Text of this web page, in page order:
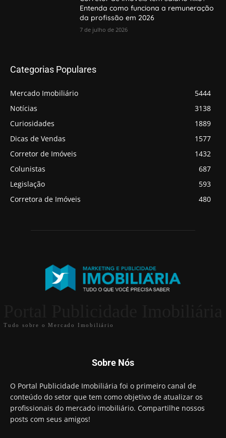
Entenda como funciona a remuneração
da profissão em 2026
7 de julho de 2026
Categorias Populares
Mercado Imobiliário
5444
Notícias
3138
Curiosidades
1889
Dicas de Vendas
1577
Corretor de Imóveis
1432
Colunistas
687
Legislação
593
Corretora de Imóveis
480
Tudo sobre o Mercado Imobiliário
Sobre Nós
O Portal Publicidade Imobiliária foi o primeiro canal de
conteúdo do setor que tem como objetivo de atualizar os
profissionais do mercado imobiliário. Compartilhe nossos
posts com seus amigos!